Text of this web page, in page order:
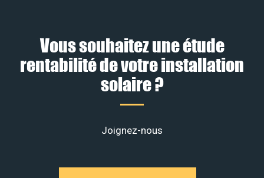
Vous souhaitez une étude
rentabilité de votre installation
solaire ?
Joignez-nous